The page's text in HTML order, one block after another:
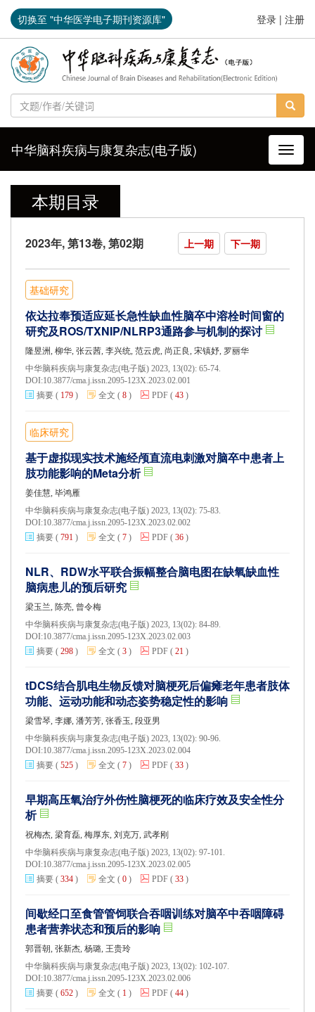
切换至 "中华医学电子期刊资源库" 登录 | 注册
导航
中华脑科疾病与康复杂志(电子版)
本期目录
2023年, 第13卷, 第02期 上一期 下一期
基础研究
依达拉奉预适应延长急性缺血性脑卒中溶栓时间窗的
研究及ROS/TXNIP/NLRP3通路参与机制的探讨
隆昱洲, 柳华, 张云茜, 李兴统, 范云虎, 尚正良, 宋镇妤, 罗丽华
中华脑科疾病与康复杂志(电子版) 2023, 13(02): 65-74.
DOI:10.3877/cma.j.issn.2095-123X.2023.02.001
摘要 ( 179 ) 全文 ( 8 ) PDF ( 43 )
临床研究
基于虚拟现实技术施经颅直流电刺激对脑卒中患者上
肢功能影响的Meta分析
姜佳慧, 毕鸿雁
中华脑科疾病与康复杂志(电子版) 2023, 13(02): 75-83.
DOI:10.3877/cma.j.issn.2095-123X.2023.02.002
摘要 ( 791 ) 全文 ( 7 ) PDF ( 36 )
NLR、RDW水平联合振幅整合脑电图在缺氧缺血性
脑病患儿的预后研究
梁玉兰, 陈亮, 曾令梅
中华脑科疾病与康复杂志(电子版) 2023, 13(02): 84-89.
DOI:10.3877/cma.j.issn.2095-123X.2023.02.003
摘要 ( 298 ) 全文 ( 3 ) PDF ( 21 )
tDCS结合肌电生物反馈对脑梗死后偏瘫老年患者肢体
功能、运动功能和动态姿势稳定性的影响
梁雪琴, 李娜, 潘芳芳, 张香玉, 段亚男
中华脑科疾病与康复杂志(电子版) 2023, 13(02): 90-96.
DOI:10.3877/cma.j.issn.2095-123X.2023.02.004
摘要 ( 525 ) 全文 ( 7 ) PDF ( 33 )
早期高压氧治疗外伤性脑梗死的临床疗效及安全性分
析
祝梅杰, 梁育磊, 梅厚东, 刘克万, 武孝刚
中华脑科疾病与康复杂志(电子版) 2023, 13(02): 97-101.
DOI:10.3877/cma.j.issn.2095-123X.2023.02.005
摘要 ( 334 ) 全文 ( 0 ) PDF ( 33 )
间歇经口至食管管饲联合吞咽训练对脑卒中吞咽障碍
患者营养状态和预后的影响
郭晋朝, 张新杰, 杨璐, 王贵玲
中华脑科疾病与康复杂志(电子版) 2023, 13(02): 102-107.
DOI:10.3877/cma.j.issn.2095-123X.2023.02.006
摘要 ( 652 ) 全文 ( 1 ) PDF ( 44 )